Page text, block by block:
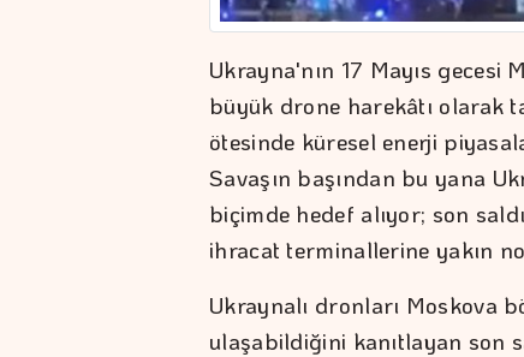
Ukrayna'nın 17 Mayıs gecesi
büyük drone harekâtı olarak
ötesinde küresel enerji
Savaşın başından bu yana
biçimde hedef alıyor; son
ihracat terminallerine yakın
Ukraynalı dronları Moskova
ulaşabildiğini kanıtlayan son